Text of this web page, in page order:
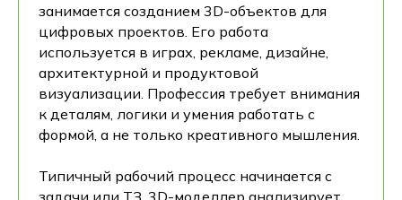
занимается созданием 3D-объектов для
цифровых проектов. Его работа
используется в играх, рекламе, дизайне,
архитектурной и продуктовой
визуализации. Профессия требует внимания
к деталям, логики и умения работать с
формой, а не только креативного мышления.
Типичный рабочий процесс начинается с
задачи или ТЗ. 3D-моделлер анализирует